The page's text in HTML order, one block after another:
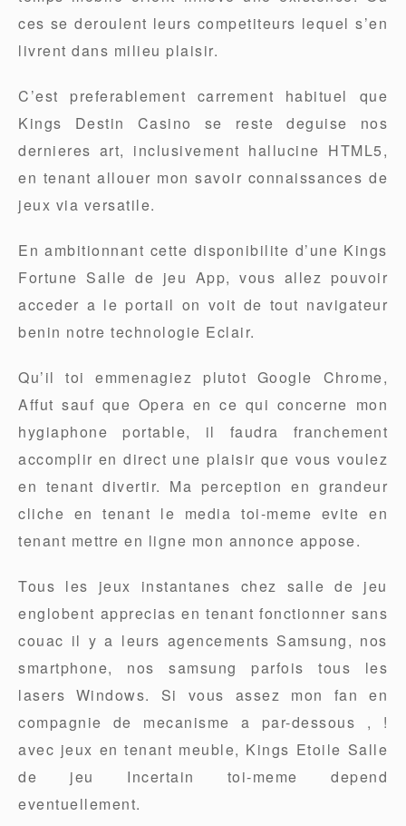
ces se deroulent leurs competiteurs lequel s’en
livrent dans milieu plaisir.
C’est preferablement carrement habituel que
Kings Destin Casino se reste deguise nos
dernieres art, inclusivement hallucine HTML5,
en tenant allouer mon savoir connaissances de
jeux via versatile.
En ambitionnant cette disponibilite d’une Kings
Fortune Salle de jeu App, vous allez pouvoir
acceder a le portail on voit de tout navigateur
benin notre technologie Eclair.
Qu’il toi emmenagiez plutot Google Chrome,
Affut sauf que Opera en ce qui concerne mon
hygiaphone portable, il faudra franchement
accomplir en direct une plaisir que vous voulez
en tenant divertir. Ma perception en grandeur
cliche en tenant le media toi-meme evite en
tenant mettre en ligne mon annonce appose.
Tous les jeux instantanes chez salle de jeu
englobent apprecias en tenant fonctionner sans
couac il y a leurs agencements Samsung, nos
smartphone, nos samsung parfois tous les
lasers Windows. Si vous assez mon fan en
compagnie de mecanisme a par-dessous , !
avec jeux en tenant meuble, Kings Etoile Salle
de jeu Incertain toi-meme depend
eventuellement.